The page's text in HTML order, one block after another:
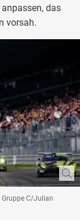
das
vorsah.
Gruppe C/Julian